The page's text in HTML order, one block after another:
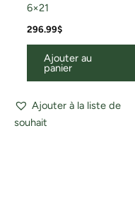
6×21
296.99$
Ajouter au
panier
Ajouter à la liste de
souhait